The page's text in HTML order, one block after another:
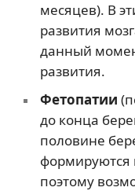
месяцев). В
развития
данный
развития.
Фетопатии
до конца
половине
формируются
поэтому